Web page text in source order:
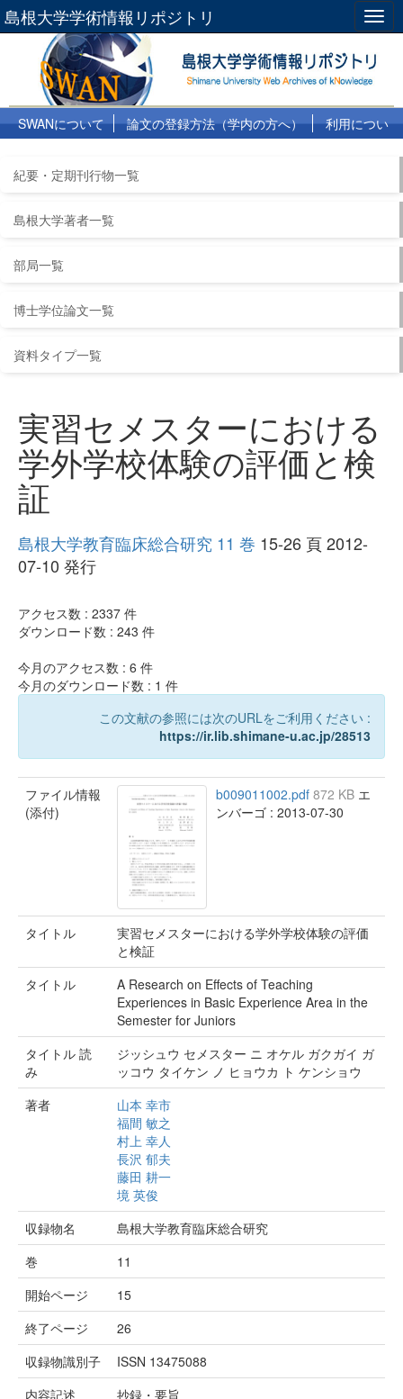
島根大学学術情報リポジトリ
SWANについて 論文の登録方法（学内の方へ）
利用につい
紀要・定期刊行物一覧
島根大学著者一覧
部局一覧
博士学位論文一覧
資料タイプ一覧
実習セメスターにおける
学外学校体験の評価と検
証
島根大学教育臨床総合研究 11 巻 15-26 頁 2012-
07-10 発行
アクセス数 : 2337 件
ダウンロード数 : 243 件
今月のアクセス数 : 6 件
今月のダウンロード数 : 1 件
この文献の参照には次のURLをご利用ください :
https://ir.lib.shimane-u.ac.jp/28513
ファイル情報
(添付)
b009011002.pdf 872 KB エ
ンバーゴ : 2013-07-30
タイトル
実習セメスターにおける学外学校体験の評価
と検証
タイトル
A Research on Effects of Teaching
Experiences in Basic Experience Area in the
Semester for Juniors
タイトル 読
み
ジッシュウ セメスター ニ オケル ガクガイ ガ
ッコウ タイケン ノ ヒョウカ ト ケンショウ
著者
山本 幸市
福間 敏之
村上 幸人
長沢 郁夫
藤田 耕一
境 英俊
収録物名
島根大学教育臨床総合研究
巻
11
開始ページ
15
終了ページ
26
収録物識別子
ISSN 13475088
内容記述
抄録・要旨